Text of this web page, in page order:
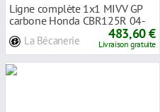
Ligne complète 1x1 MIVV GP
carbone Honda CBR125R 04-
La Bécanerie 483,60 €
Livraison gratuite